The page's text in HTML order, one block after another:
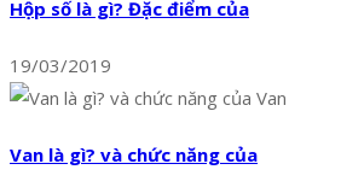
Hộp số là gì? Đặc điểm của
19/03/2019
Van là gì? và chức năng của